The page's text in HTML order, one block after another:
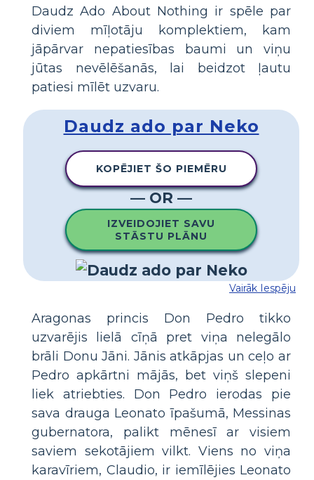
Daudz Ado About Nothing ir spēle par
diviem mīļotāju komplektiem, kam
jāpārvar nepatiesības baumi un viņu
jūtas nevēlēšanās, lai beidzot ļautu
patiesi mīlēt uzvaru.
Daudz ado par Neko
KOPĒJIET ŠO PIEMĒRU
— OR —
IZVEIDOJIET SAVU
STĀSTU PLĀNU
Vairāk Iespēju
Aragonas princis Don Pedro tikko
uzvarējis lielā cīņā pret viņa nelegālo
brāli Donu Jāni. Jānis atkāpjas un ceļo ar
Pedro apkārtni mājās, bet viņš slepeni
liek atriebties. Don Pedro ierodas pie
sava drauga Leonato īpašumā, Messinas
gubernatora, palikt mēnesī ar visiem
saviem sekotājiem vilkt. Viens no viņa
karavīriem, Claudio, ir iemīlējies Leonato